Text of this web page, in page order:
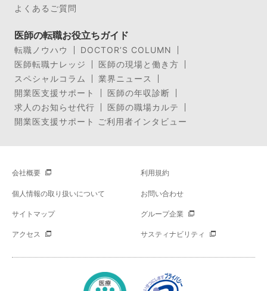
よくあるご質問
医師の転職お役立ちガイド
転職ノウハウ
DOCTOR’S COLUMN
医師転職ナレッジ
医師の現場と働き方
スペシャルコラム
業界ニュース
開業医支援サポート
医師の年収診断
求人のお知らせ代行
医師の職場カルテ
開業医支援サポート ご利用者インタビュー
会社概要 利用規約
個人情報の取り扱いについて お問い合わせ
サイトマップ グループ企業
アクセス サスティナビリティ